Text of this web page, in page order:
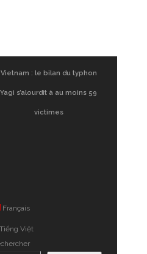
UGVF à Saigon : Glamping
Vietnam, premier test
Français
Tiếng Việt